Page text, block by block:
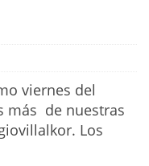
viernes del
más de nuestras
Los